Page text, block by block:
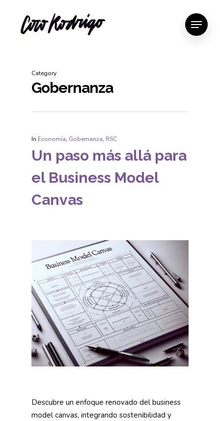
Category
Gobernanza
In Economía, Gobernanza, RSC
Un paso más allá para
el Business Model
Canvas
Descubre un enfoque renovado del business
model canvas, integrando sostenibilidad y